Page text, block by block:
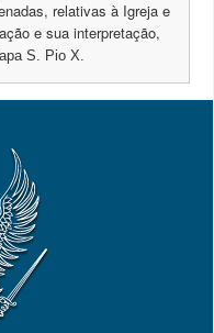
relativas à Igreja e
e sua interpretação,
S. Pio X.